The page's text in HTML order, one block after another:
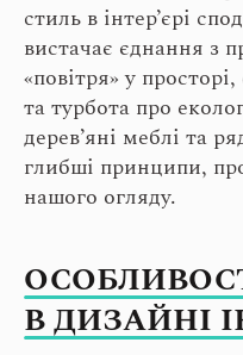
стиль в інтер’єрі
вистачає єднання з
«повітря» у
та турбота про
дерев’яні меблі та
глибші принципи,
нашого огляду.
В ДИЗАЙНІ